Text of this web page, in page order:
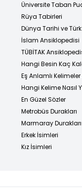
Üniversite Taban
Rüya Tabirleri
Dünya Tarihi ve
İslam Ansiklopedisi
TÜBİTAK
Hangi Besin Kaç
Eş Anlamlı
Hangi Kelime Nasıl
En Güzel Sözler
Metrobüs Durakları
Marmaray Durakları
Erkek İsimleri
Kız İsimleri